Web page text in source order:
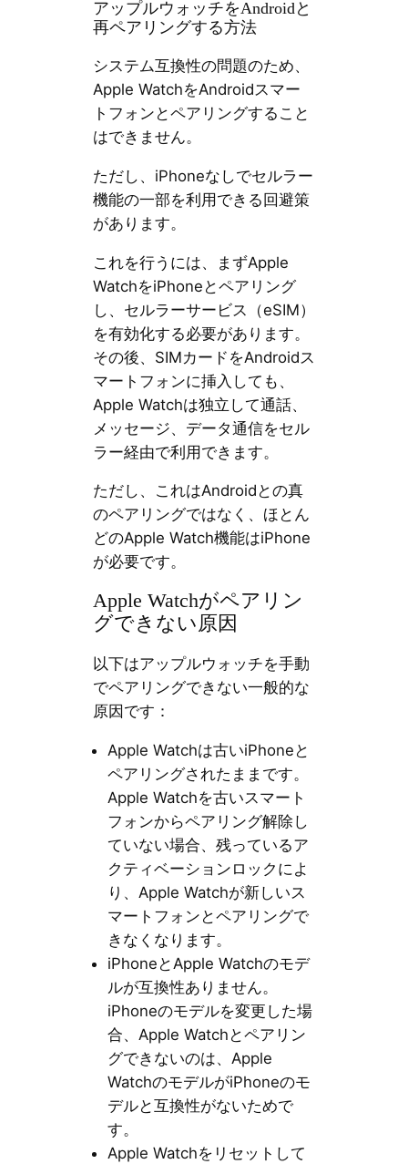
アップルウォッチをAndroidと
再ペアリングする方法
システム互換性の問題のため、
Apple WatchをAndroidスマー
トフォンとペアリングすること
はできません。
ただし、iPhoneなしでセルラー
機能の一部を利用できる回避策
があります。
これを行うには、まずApple
WatchをiPhoneとペアリング
し、セルラーサービス（eSIM）
を有効化する必要があります。
その後、SIMカードをAndroidス
マートフォンに挿入しても、
Apple Watchは独立して通話、
メッセージ、データ通信をセル
ラー経由で利用できます。
ただし、これはAndroidとの真
のペアリングではなく、ほとん
どのApple Watch機能はiPhone
が必要です。
Apple Watchがペアリン
グできない原因
以下はアップルウォッチを手動
でペアリングできない一般的な
原因です：
Apple Watchは古いiPhoneと
ペアリングされたままです。
Apple Watchを古いスマート
フォンからペアリング解除し
ていない場合、残っているア
クティベーションロックによ
り、Apple Watchが新しいス
マートフォンとペアリングで
きなくなります。
iPhoneとApple Watchのモデ
ルが互換性ありません。
iPhoneのモデルを変更した場
合、Apple Watchとペアリン
グできないのは、Apple
WatchのモデルがiPhoneのモ
デルと互換性がないためで
す。
Apple Watchをリセットして